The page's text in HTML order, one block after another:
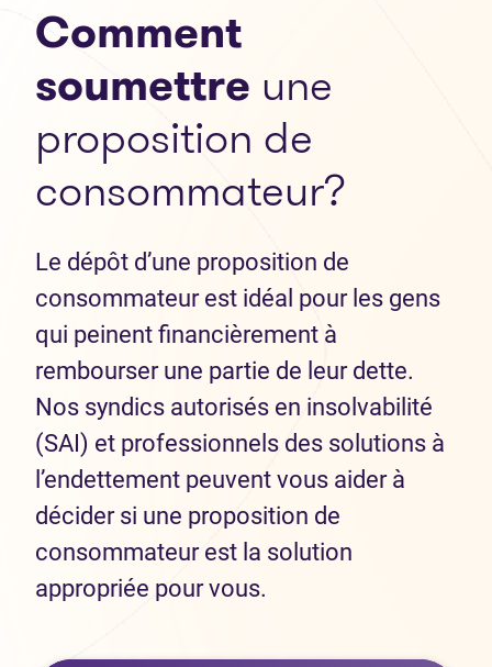
Comment
soumettre une
proposition de
consommateur?
Le dépôt d’une proposition de
consommateur est idéal pour les gens
qui peinent financièrement à
rembourser une partie de leur dette.
Nos syndics autorisés en insolvabilité
(SAI) et professionnels des solutions à
l’endettement peuvent vous aider à
décider si une proposition de
consommateur est la solution
appropriée pour vous.